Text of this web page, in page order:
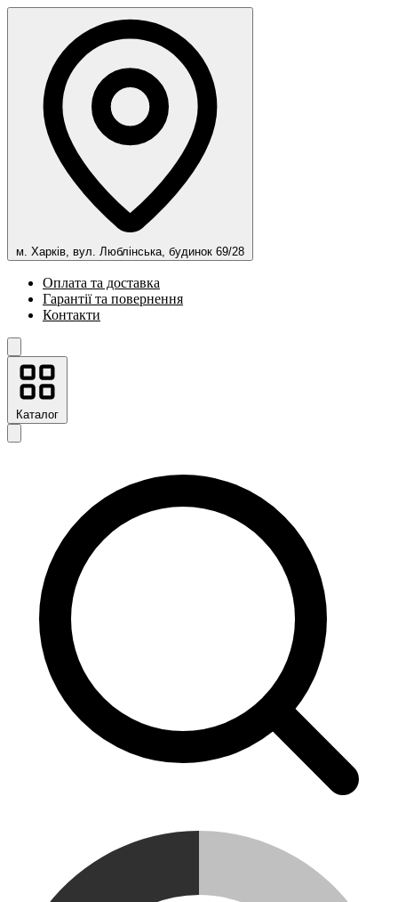
м. Харків, вул. Люблінська, будинок 69/28
Оплата та доставка
Гарантії та повернення
Контакти
Каталог